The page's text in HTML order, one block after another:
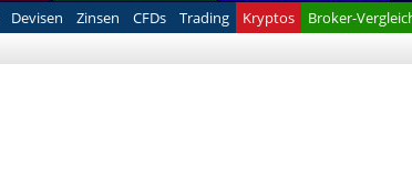
Devisen Zinsen CFDs Trading Kryptos
Broker-